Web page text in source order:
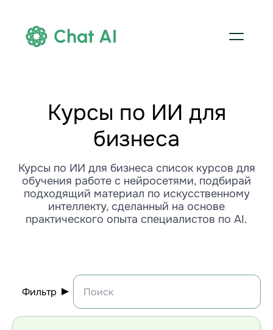
Chat AI
Курсы по ИИ для
бизнеса
Курсы по ИИ для бизнеса список курсов для
обучения работе с нейросетями, подбирай
подходящий материал по искусственному
интеллекту, сделанный на основе
практического опыта специалистов по AI.
Фильтр